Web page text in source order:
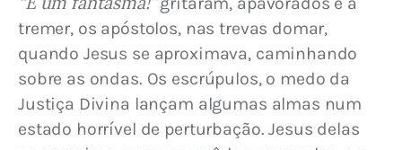
tremer, os apóstolos, nas trevas domar,
quando Jesus se aproximava, caminhando
sobre as ondas. Os escrúpulos, o medo da
Justiça Divina lançam algumas almas num
estado horrível de perturbação. Jesus delas